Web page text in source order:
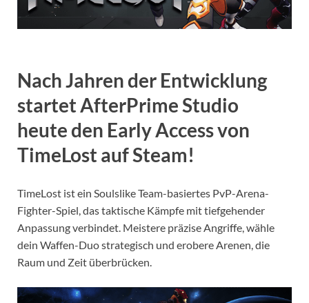
Nach Jahren der Entwicklung
startet AfterPrime Studio
heute den Early Access von
TimeLost auf Steam!
TimeLost ist ein Soulslike Team-basiertes PvP-Arena-
Fighter-Spiel, das taktische Kämpfe mit tiefgehender
Anpassung verbindet. Meistere präzise Angriffe, wähle
dein Waffen-Duo strategisch und erobere Arenen, die
Raum und Zeit überbrücken.